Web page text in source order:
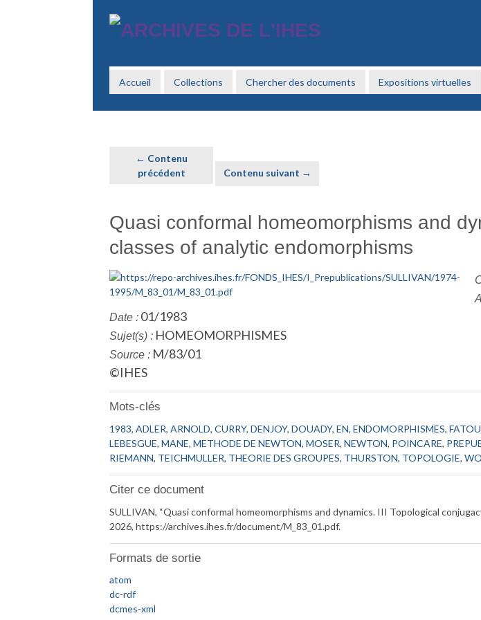
Accueil Collections Chercher des documents Expositions virtuelles
← Contenu
précédent
Contenu suivant →
Quasi conformal homeomorphisms and
classes of analytic endomorphisms
Date : 01/1983
Sujet(s) : HOMEOMORPHISMES
Source : M/83/01
©IHES
Mots-clés
1983,ADLER,ARNOLD,CURRY,DENJOY,DOUADY,EN,ENDOMORPHISMES,FATOU
LEBESGUE,MANE,METHODE DE NEWTON,MOSER,NEWTON, POINCARE,
RIEMANN, TEICHMULLER, THEORIE DES GROUPES, THURSTON, TOPOLOGIE,
Citer ce document
SULLIVAN, “Quasi conformal homeomorphisms and dynamics. III Topological
2026,https://archives.ihes.fr/document/M_83_01.pdf.
Formats de sortie
atom
dc-rdf
dcmes-xml